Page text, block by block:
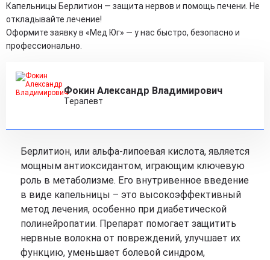
Капельницы Берлитион — защита нервов и помощь печени. Не
откладывайте лечение!
Оформите заявку в «Мед Юг» — у нас быстро, безопасно и
профессионально.
Фокин Александр Владимирович
Терапевт
Берлитион, или альфа-липоевая кислота, является
мощным антиоксидантом, играющим ключевую
роль в метаболизме. Его внутривенное введение
в виде капельницы – это высокоэффективный
метод лечения, особенно при диабетической
полинейропатии. Препарат помогает защитить
нервные волокна от повреждений, улучшает их
функцию, уменьшает болевой синдром,